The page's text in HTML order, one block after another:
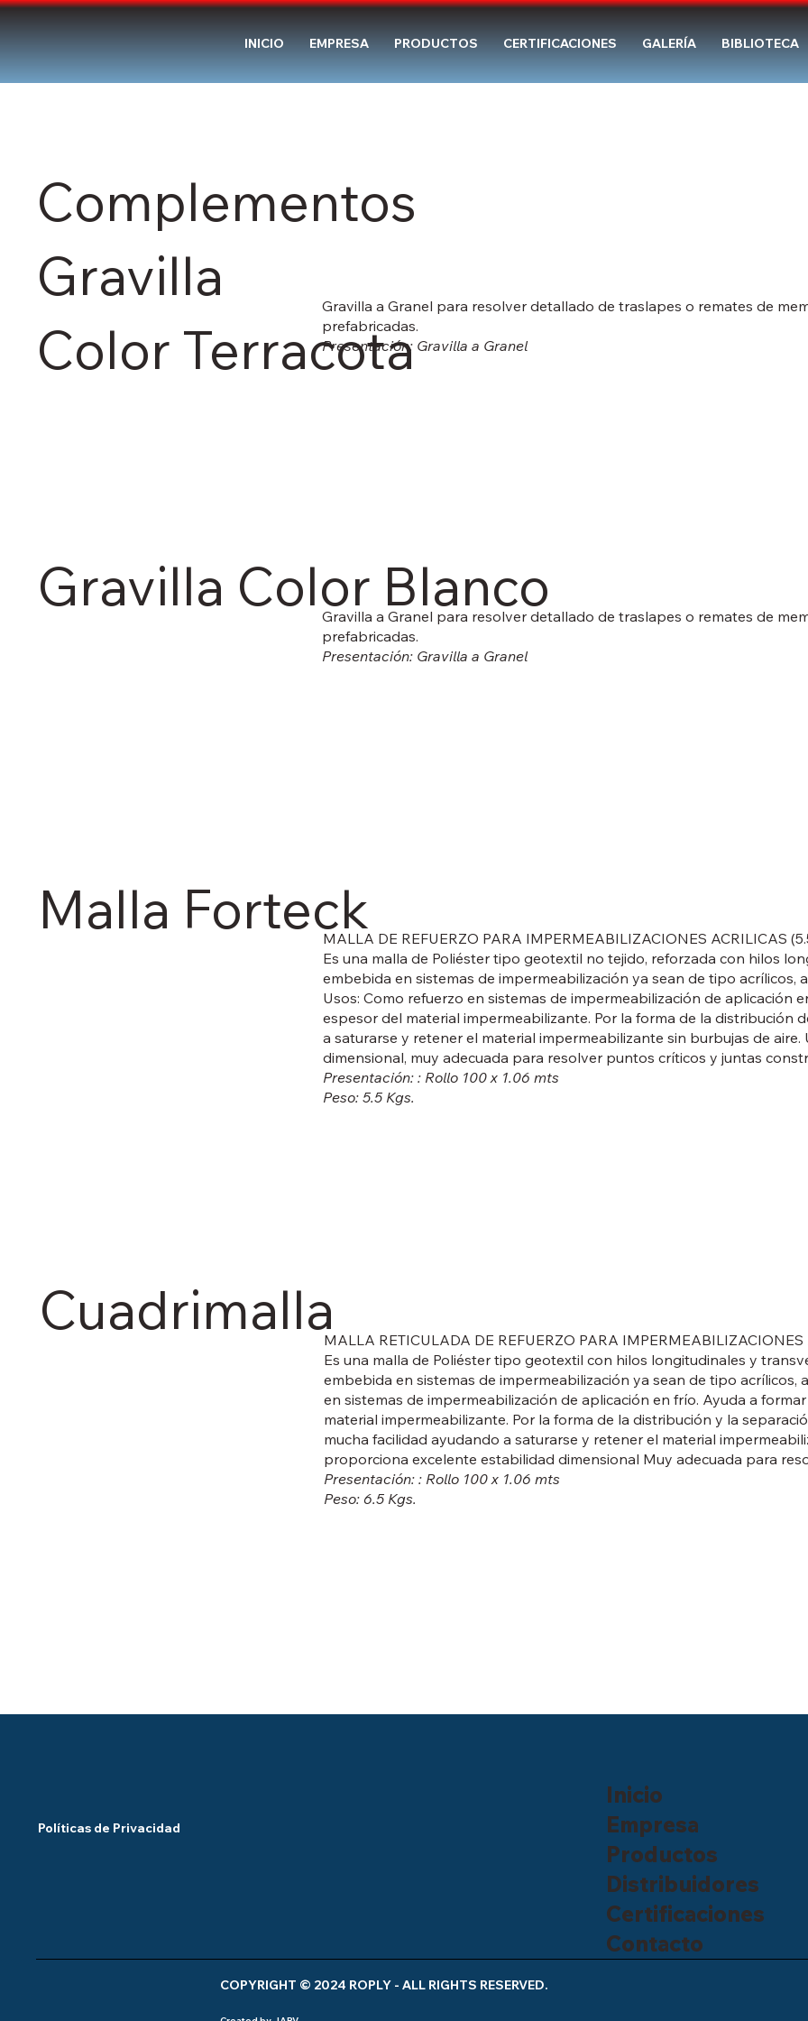
INICIO EMPRESA PRODUCTOS CERTIFICACIONES GALERÍA BIBLIOTECA
Complementos
Gravilla
Color Terracota
Gravilla a Granel para resolver detallado de traslapes o remates de
prefabricadas.
Presentación: Gravilla a Granel
Gravilla Color BlancoGravilla a Granel para resolver detallado de traslapes o remates de
prefabricadas.
Presentación: Gravilla a Granel
MALLA DE REFUERZO PARA IMPERMEABILIZACIONES ACRILICAS
Es una malla de Poliéster tipo geotextil no tejido, reforzada con hilos
embebida en sistemas de impermeabilización ya sean de tipo acrílicos,
Usos: Como refuerzo en sistemas de impermeabilización de aplicación
espesor del material impermeabilizante. Por la forma de la distribución
a saturarse y retener el material impermeabilizante sin burbujas de
dimensional, muy adecuada para resolver puntos críticos y juntas
Presentación: : Rollo 100 x 1.06 mts
Peso: 5.5 Kgs.
Malla Forteck
CuadrimallaMALLA RETICULADA DE REFUERZO PARA
Es una malla de Poliéster tipo geotextil con hilos longitudinales y
embebida en sistemas de impermeabilización ya sean de tipo
en sistemas de impermeabilización de aplicación en frío. Ayuda a
material impermeabilizante. Por la forma de la distribución y la
mucha facilidad ayudando a saturarse y retener el material
proporciona excelente estabilidad dimensional Muy adecuada para
Presentación: : Rollo 100 x 1.06 mts
Peso: 6.5 Kgs.
Políticas de Privacidad
Inicio
Empresa
Productos
Distribuidores
Certificaciones
Contacto
COPYRIGHT © 2024 ROPLY - ALL RIGHTS RESERVED.